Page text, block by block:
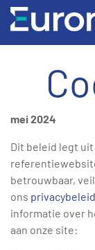
mei 2024
Dit beleid legt
betrouwbaar,
ons privacybeleid
informatie over
aan onze site: